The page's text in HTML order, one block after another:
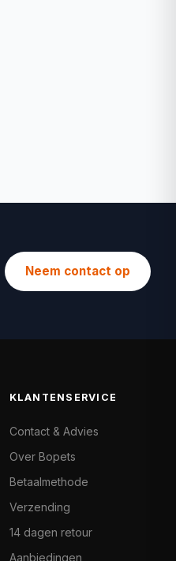
Neem contact op
KLANTENSERVICE
Contact & Advies
Over Bopets
Betaalmethode
Verzending
14 dagen retour
Aanbiedingen